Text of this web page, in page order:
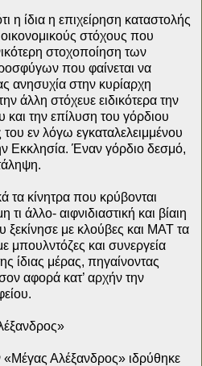
η ίδια η επιχείρηση καταστολής
οικονομικούς στόχους που
στοχοποίηση των
που φαίνεται να
ανησυχία στην κυρίαρχη
άλλη στόχευε ειδικότερα την
την επίλυση του γόρδιου
εν λόγω εγκαταλελειμμένου
Εκκλησία. Έναν γόρδιο δεσμό,
τα κίνητρα που κρύβονται
άλλο- αιφνιδιαστική και βίαιη
ξεκίνησε με κλούβες και ΜΑΤ τα
μπουλντόζες και συνεργεία
ίδιας μέρας, πηγαίνοντας
αφορά κατ’ αρχήν την
Αλέξανδρος» ιδρύθηκε